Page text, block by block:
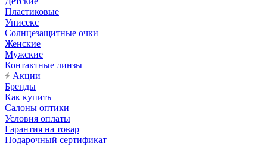
Пластиковые
Унисекс
Солнцезащитные очки
Женские
Мужские
Контактные линзы
Акции
Бренды
Как купить
Салоны оптики
Условия оплаты
Гарантия на товар
Подарочный сертификат